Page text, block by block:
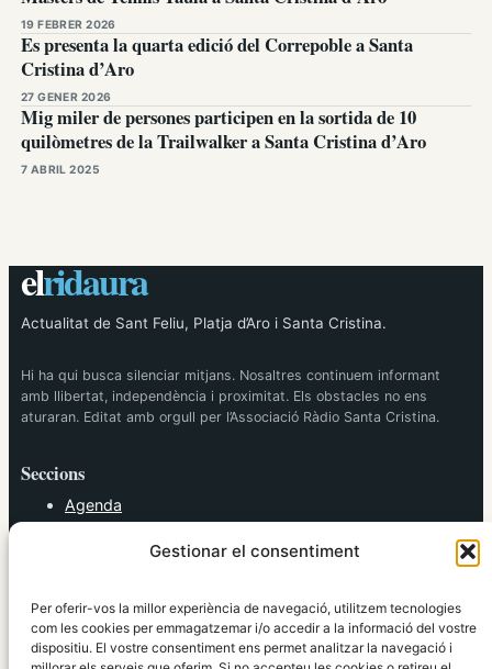
Gestionar el consentiment
Per oferir-vos la millor experiència de navegació, utilitzem tecnologies
com les cookies per emmagatzemar i/o accedir a la informació del vostre
dispositiu. El vostre consentiment ens permet analitzar la navegació i
19 FEBRER 2026
Es presenta la quarta edició del Correpoble a Santa
Cristina d’Aro
27 GENER 2026
Mig miler de persones participen en la sortida de 10
quilòmetres de la Trailwalker a Santa Cristina d’Aro
7 ABRIL 2025
elridaura
Actualitat de Sant Feliu, Platja d’Aro i Santa Cristina.
Hi ha qui busca silenciar mitjans. Nosaltres continuem informant
amb llibertat, independència i proximitat. Els obstacles no ens
aturaran. Editat amb orgull per l’Associació Ràdio Santa Cristina.
Seccions
Agenda
Política
Societat
Tendències